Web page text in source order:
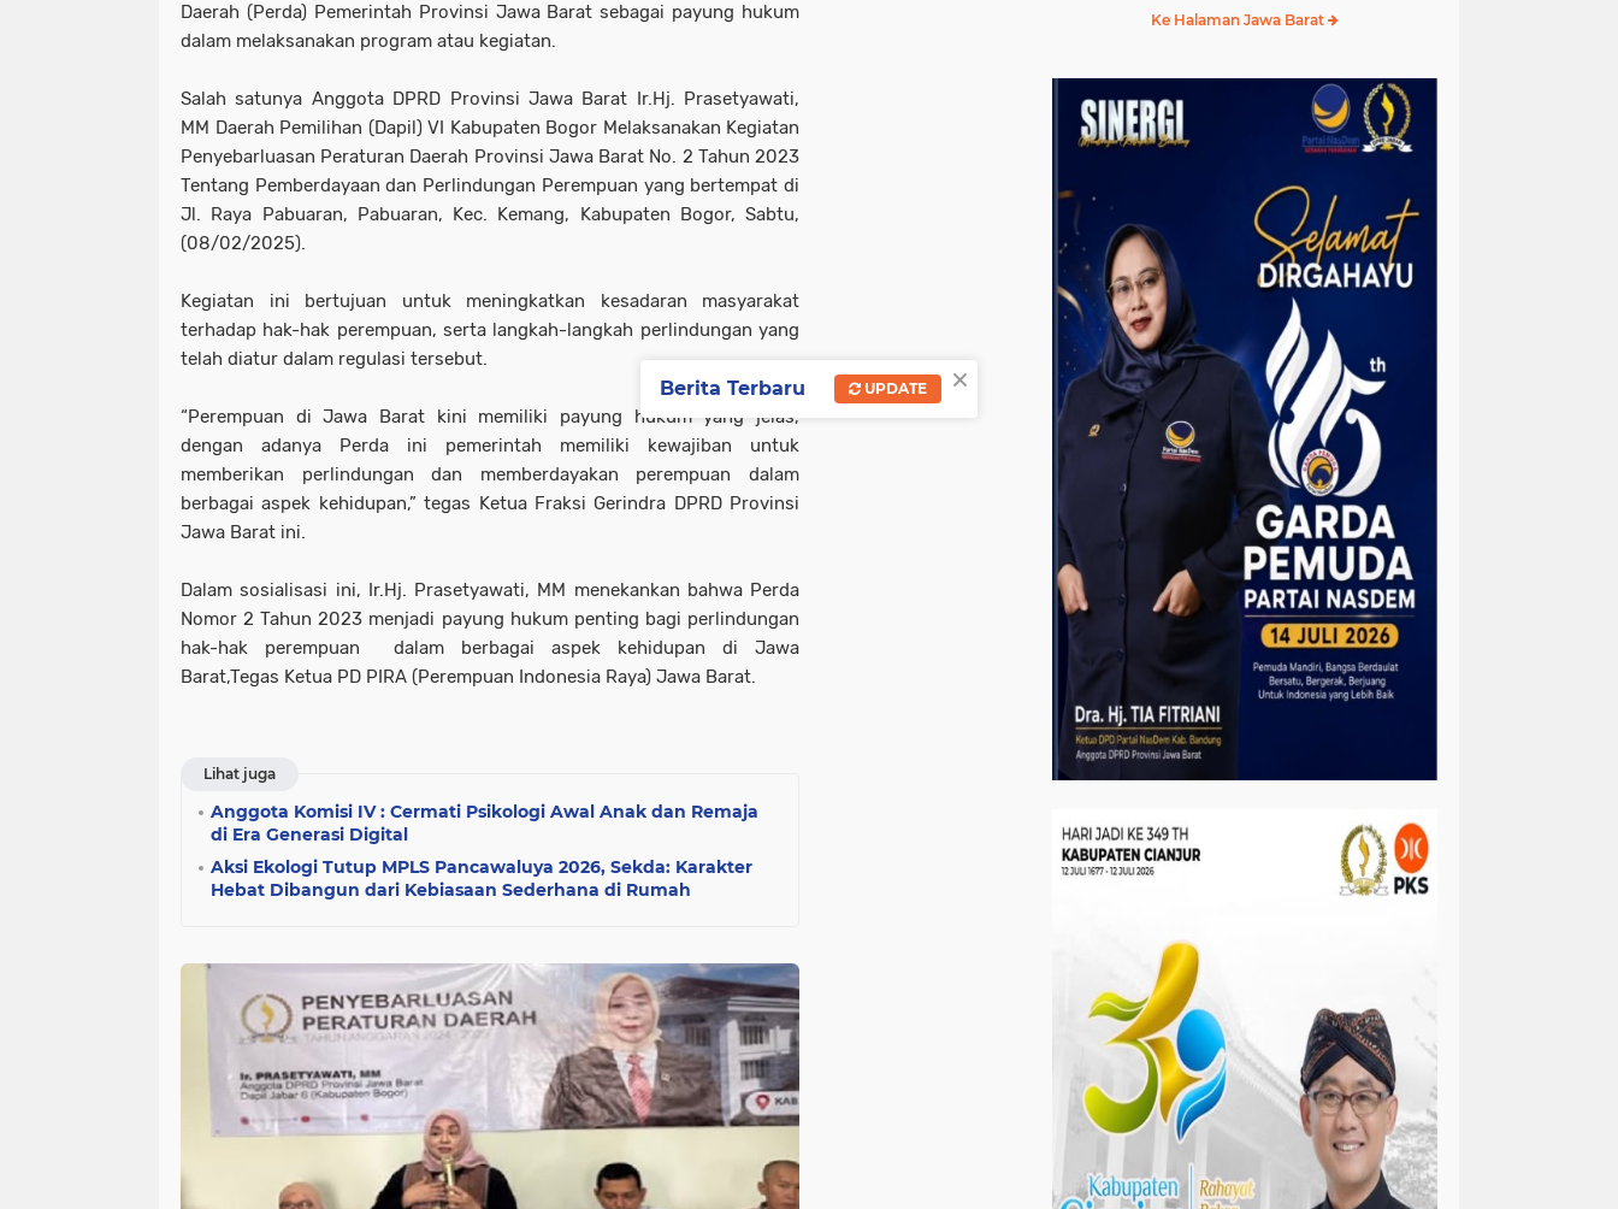
Daerah (Perda) Pemerintah Provinsi Jawa Barat sebagai payung hukum
dalam melaksanakan program atau kegiatan.
Salah satunya Anggota DPRD Provinsi Jawa Barat Ir.Hj. Prasetyawati,
MM Daerah Pemilihan (Dapil) VI Kabupaten Bogor Melaksanakan Kegiatan
Penyebarluasan Peraturan Daerah Provinsi Jawa Barat No. 2 Tahun 2023
Tentang Pemberdayaan dan Perlindungan Perempuan yang bertempat di
Jl. Raya Pabuaran, Pabuaran, Kec. Kemang, Kabupaten Bogor, Sabtu,
(08/02/2025).
Kegiatan ini bertujuan untuk meningkatkan kesadaran masyarakat
terhadap hak-hak perempuan, serta langkah-langkah perlindungan yang
telah diatur dalam regulasi tersebut.
“Perempuan di Jawa Barat kini memiliki payung hukum yang jelas,
dengan adanya Perda ini pemerintah memiliki kewajiban untuk
memberikan perlindungan dan memberdayakan perempuan dalam
berbagai aspek kehidupan,” tegas Ketua Fraksi Gerindra DPRD Provinsi
Jawa Barat ini.
Dalam sosialisasi ini, Ir.Hj. Prasetyawati, MM menekankan bahwa Perda
Nomor 2 Tahun 2023 menjadi payung hukum penting bagi perlindungan
hak-hak perempuan dalam berbagai aspek kehidupan di Jawa
Barat,Tegas Ketua PD PIRA (Perempuan Indonesia Raya) Jawa Barat.
Lihat juga
Anggota Komisi IV : Cermati Psikologi Awal Anak dan Remaja
di Era Generasi Digital
Aksi Ekologi Tutup MPLS Pancawaluya 2026, Sekda: Karakter
Hebat Dibangun dari Kebiasaan Sederhana di Rumah
Ke Halaman Jawa Barat
×
Berita Terbaru UPDATE